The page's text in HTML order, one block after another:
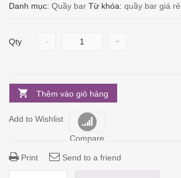
Danh mục: Quầy bar Từ khóa: quầy bar giá rẻ
Qty - +
Thêm vào giỏ hàng
Add to Wishlist
Compare
Print Send to a friend